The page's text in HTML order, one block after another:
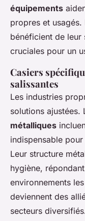
équipements
propres et
bénéficient de leur
cruciales pour un
Casiers
salissantes
Les industries
solutions ajustées.
métalliques
indispensable
Leur structure
hygiène,
environnements
deviennent des
secteurs